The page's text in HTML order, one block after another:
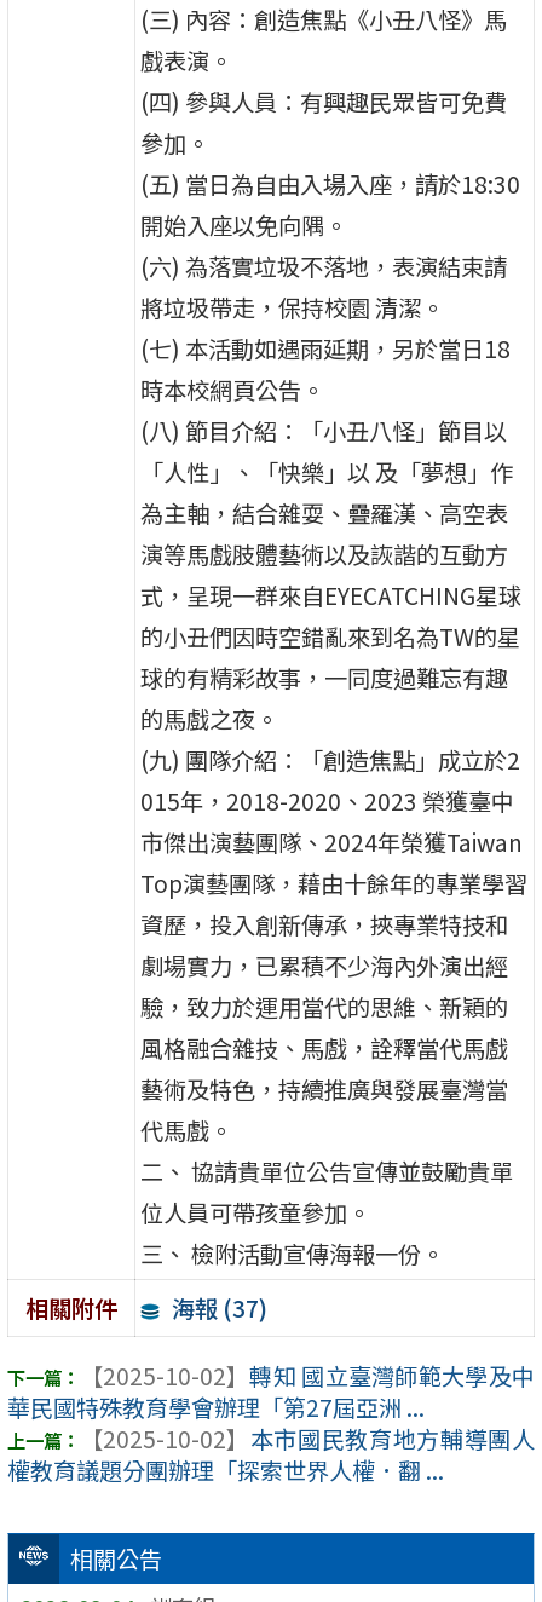
相關公告
(三) 內容：創造焦點《小丑八怪》馬
戲表演。
(四) 參與人員：有興趣民眾皆可免費
參加。
(五) 當日為自由入場入座，請於18:30
開始入座以免向隅。
(六) 為落實垃圾不落地，表演結束請
將垃圾帶走，保持校園 清潔。
(七) 本活動如遇雨延期，另於當日18
時本校網頁公告。
(八) 節目介紹：「小丑八怪」節目以
「人性」、「快樂」以 及「夢想」作
為主軸，結合雜耍、疊羅漢、高空表
演等馬戲肢體藝術以及詼諧的互動方
式，呈現一群來自EYECATCHING星球
的小丑們因時空錯亂來到名為TW的星
球的有精彩故事，一同度過難忘有趣
的馬戲之夜。
(九) 團隊介紹：「創造焦點」成立於2
015年，2018-2020、2023 榮獲臺中
市傑出演藝團隊、2024年榮獲Taiwan
Top演藝團隊，藉由十餘年的專業學習
資歷，投入創新傳承，挾專業特技和
劇場實力，已累積不少海內外演出經
驗，致力於運用當代的思維、新穎的
風格融合雜技、馬戲，詮釋當代馬戲
藝術及特色，持續推廣與發展臺灣當
代馬戲。
二、 協請貴單位公告宣傳並鼓勵貴單
位人員可帶孩童參加。
三、 檢附活動宣傳海報一份。
相關附件
海報 (37)
【2025-10-02】 轉知 國立臺灣師範大學及中
華民國特殊教育學會辦理「第27屆亞洲 ...
【2025-10-02】 本市國民教育地方輔導團人
權教育議題分團辦理「探索世界人權．翻 ...